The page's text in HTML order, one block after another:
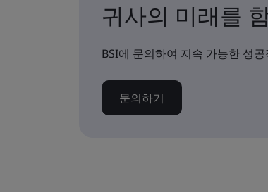
귀사의 미래를
BSI에 문의하여 지속 가능한 성
문의하기